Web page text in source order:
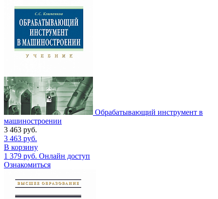
Обрабатывающий инструмент в
машиностроении
3 463 руб.
3 463 руб.
В корзину
1 379 руб. Онлайн доступ
Ознакомиться